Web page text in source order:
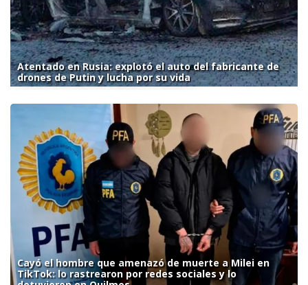
Atentado en Rusia: explotó el auto del fabricante de
drones de Putin y lucha por su vida
Cayó el hombre que amenazó de muerte a Milei en
TikTok: lo rastrearon por redes sociales y lo